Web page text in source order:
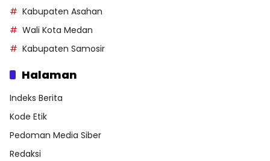
Kabupaten Asahan
Wali Kota Medan
Kabupaten Samosir
Halaman
Indeks Berita
Kode Etik
Pedoman Media Siber
Redaksi